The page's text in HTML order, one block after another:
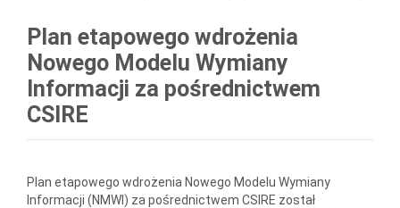
Plan etapowego wdrożenia
Nowego Modelu Wymiany
Informacji za pośrednictwem
CSIRE
Plan etapowego wdrożenia Nowego Modelu Wymiany
Informacji (NMWI) za pośrednictwem CSIRE został